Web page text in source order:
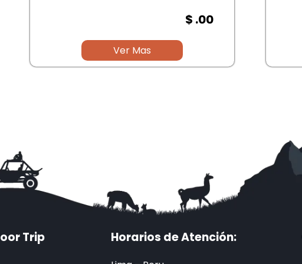
$ .00
Ver Mas
Trip Horarios de Atención: